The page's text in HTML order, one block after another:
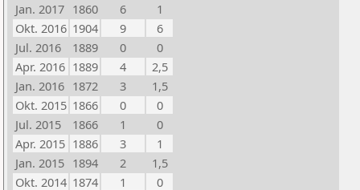
Jan. 2017 1860 6
1
Okt. 2016 1904 9
6
Jul. 2016
1889 0
0
Apr. 2016 1889 4
2,5
Jan. 2016 1872 3
1,5
Okt. 2015 1866 0
0
Jul. 2015
1866 1
0
Apr. 2015 1886 3
1
Jan. 2015 1894 2
1,5
Okt. 2014 1874 1
0